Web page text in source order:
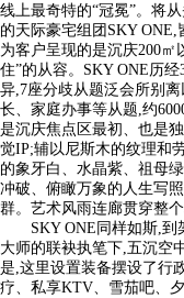
线上最奇特的“冠冕”。将
的天际豪宅组团SKY
为客户呈现的是沉庆200㎡
住”的从容。SKY ONE历
异,7座分歧从题泛会所别
长、家庭办事等从题,约
是沉庆焦点区最初、也是
觉IP;辅以尼斯木的纹理和
的象牙白、水晶紫、祖母
冲破、俯瞰万象的人生写
群。艺术风雨连廊贯穿整
SKY ONE同样如斯,到架
大师的联袂执笔下,五沉空
是,这里设置装备摆设了行
疗、私享KTV、雪茄吧、